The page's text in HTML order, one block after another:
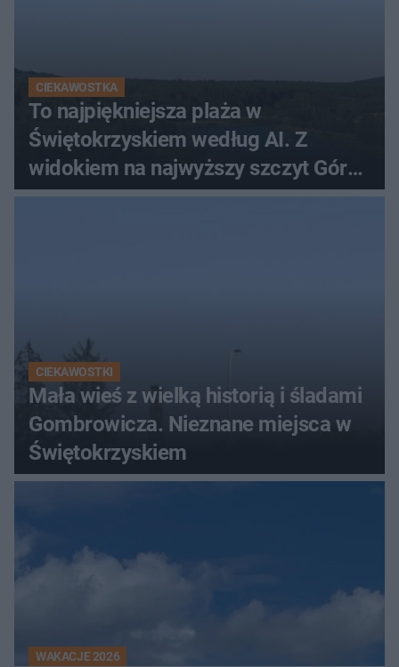
CIEKAWOSTKA
To najpiękniejsza plaża w
Świętokrzyskiem według AI. Z
widokiem na najwyższy szczyt Gór
Świętokrzyskich
CIEKAWOSTKI
Mała wieś z wielką historią i śladami
Gombrowicza. Nieznane miejsca w
Świętokrzyskiem
WAKACJE 2026